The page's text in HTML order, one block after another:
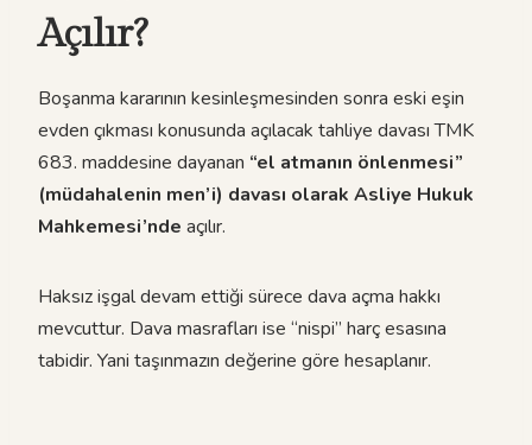
Açılır?
Boşanma kararının kesinleşmesinden sonra eski eşin
evden çıkması konusunda açılacak tahliye davası TMK
683. maddesine dayanan “el atmanın önlenmesi”
(müdahalenin men’i) davası olarak Asliye Hukuk
Mahkemesi’nde açılır.
Haksız işgal devam ettiği sürece dava açma hakkı
mevcuttur. Dava masrafları ise “nispi” harç esasına
tabidir. Yani taşınmazın değerine göre hesaplanır.